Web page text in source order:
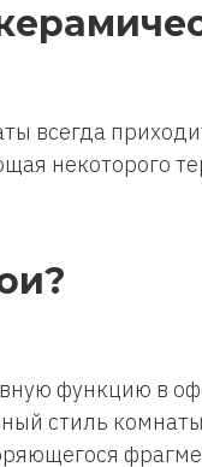
всегда
некоторого
функцию в
стиль